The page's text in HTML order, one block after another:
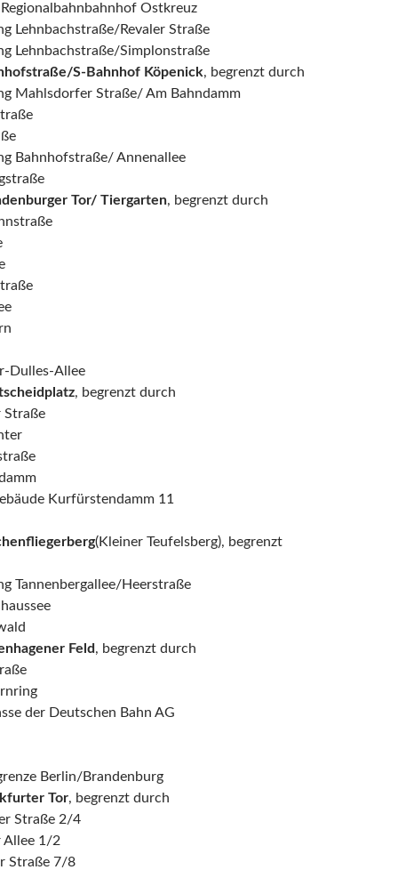
Ostkreuz
Lehnbachstraße/Revaler Straße
Lehnbachstraße/Simplonstraße
S-Bahnhof Köpenick, begrenzt durch
Mahlsdorfer Straße/ Am Bahndamm
Bahnhofstraße/ Annenallee
Tor/ Tiergarten, begrenzt durch
Dulles-Allee
, begrenzt durch
Straße
Kurfürstendamm 11
(Kleiner Teufelsberg), begrenzt
Tannenbergallee/Heerstraße
Feld, begrenzt durch
der Deutschen Bahn AG
Berlin/Brandenburg
Tor, begrenzt durch
Straße 2/4
Allee 1/2
Straße 7/8